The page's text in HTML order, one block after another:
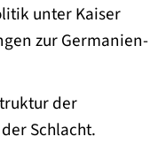
unter Kaiser
zur Germanien-
der
Schlacht.